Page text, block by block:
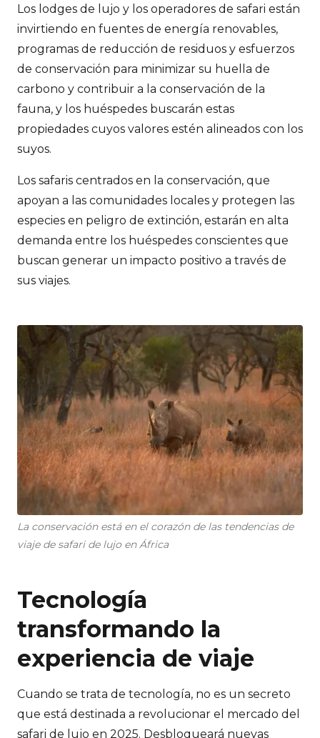
Los lodges de lujo y los operadores de safari están
invirtiendo en fuentes de energía renovables,
programas de reducción de residuos y esfuerzos
de conservación para minimizar su huella de
carbono y contribuir a la conservación de la
fauna, y los huéspedes buscarán estas
propiedades cuyos valores estén alineados con los
suyos.
Los safaris centrados en la conservación, que
apoyan a las comunidades locales y protegen las
especies en peligro de extinción, estarán en alta
demanda entre los huéspedes conscientes que
buscan generar un impacto positivo a través de
sus viajes.
La conservación está en el corazón de las tendencias de
viaje de safari de lujo en África
Tecnología
transformando la
experiencia de viaje
Cuando se trata de tecnología, no es un secreto
que está destinada a revolucionar el mercado del
safari de lujo en 2025. Desbloqueará nuevas